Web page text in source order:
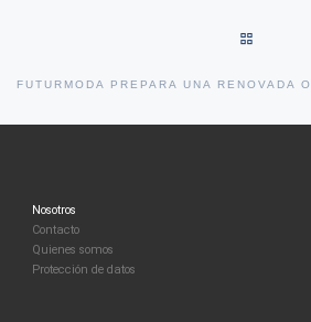
Nosotros
Contacto
Quienes somos
Protección de datos